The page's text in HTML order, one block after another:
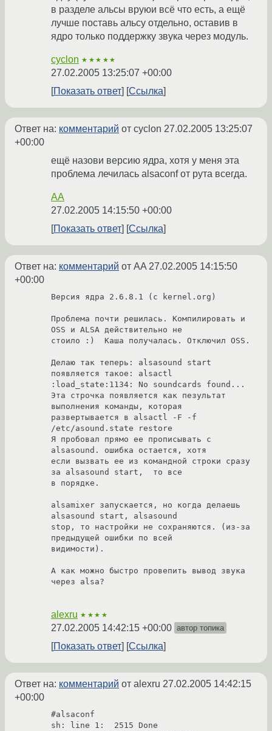
в разделе альсы вруюи всё что есть, а ещё
лучше поставь альсу отдельно, оставив в
ядро только поддержку звука через модуль.
cyclon ★★★★★
27.02.2005 13:25:07 +00:00
Показать ответ
Ссылка
Ответ на: комментарий от cyclon 27.02.2005 13:25:07
+00:00
ещё назови версию ядра, хотя у меня эта
проблема лечилась alsaconf от рута всегда.
AA
27.02.2005 14:15:50 +00:00
Показать ответ
Ссылка
Ответ на: комментарий от AA27.02.2005 14:15:50
+00:00
Версия ядра 2.6.8.1 (с kernel.org)
Проблема почти решилась. Компилировать и
OSS и ALSA действительно не
стоило :)  Каша получалась. Отключил OSS.
Делаю так теперь: alsasound start
появляется такое: alsactl
:load_state:1134: No soundcards found...
Эта строчка появляется как пезультат
выполнения команды, которая
развертывается в alsactl -F -f
/etc/asound.state restore
Я пробовал прямо ее прописывать с
alsasound. ошибка остается, хотя
если вызвать ее из командной строки сразу
за alsasound start,  то все
в порядке.
alsamixer запускается, но когда делаешь
alsasound start, alsasound
stop, то настройки не сохраняются. (из-за
предыдущей ошибки по всей
видимости).
А как можно быстро провепить вывод звука
через alsa?
alexru ★★★★
27.02.2005 14:42:15 +00:00 автор топика
Показать ответ Ссылка
Ответ на: комментарий от alexru 27.02.2005 14:42:15
+00:00
#alsaconf
sh: line 1:  2515 Done